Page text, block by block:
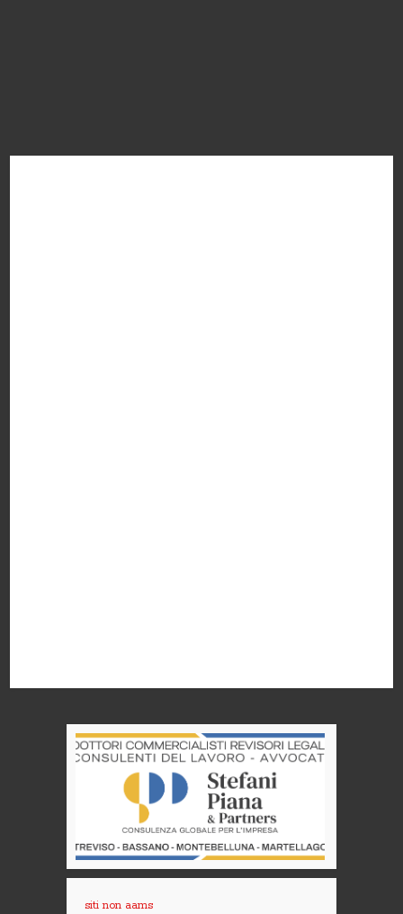
siti non aams